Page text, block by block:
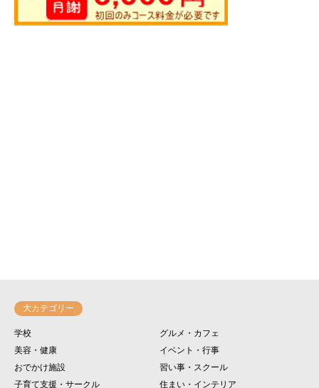
大カテゴリー
学校
グルメ・カフェ
美容・健康
イベント・行事
おでかけ施設
習い事・スクール
子育て支援・サークル
住まい・インテリア